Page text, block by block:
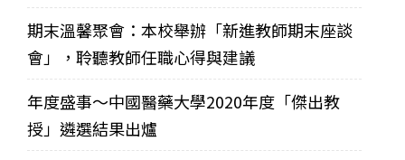
期末溫馨聚會：本校舉辦「新進教師期末座談
會」，聆聽教師任職心得與建議
年度盛事～中國醫藥大學2020年度「傑出教
授」遴選結果出爐